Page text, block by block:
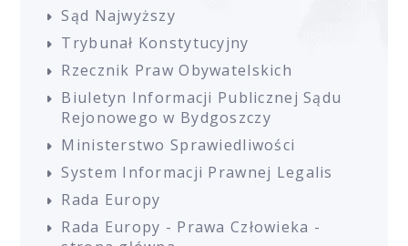
Sąd Najwyższy
Trybunał Konstytucyjny
Rzecznik Praw Obywatelskich
Biuletyn Informacji Publicznej Sądu
Rejonowego w Bydgoszczy
Ministerstwo Sprawiedliwości
System Informacji Prawnej Legalis
Rada Europy
Rada Europy - Prawa Człowieka -